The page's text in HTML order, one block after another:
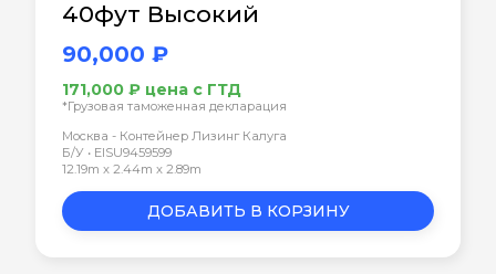
40фут Высокий
90,000 ₽
171,000 ₽ цена с ГТД
*Грузовая таможенная декларация
Москва - Контейнер Лизинг Калуга
Б/У • EISU9459599
12.19m x 2.44m x 2.89m
ДОБАВИТЬ В КОРЗИНУ